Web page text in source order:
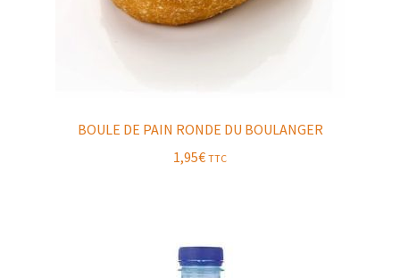
BOULE DE PAIN RONDE DU BOULANGER
1,95€ TTC